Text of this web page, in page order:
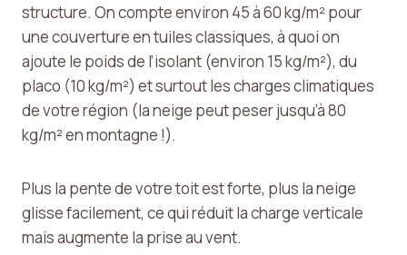
structure. On compte environ 45 à 60 kg/m² pour
une couverture en tuiles classiques, à quoi on
ajoute le poids de l’isolant (environ 15 kg/m²), du
placo (10 kg/m²) et surtout les charges climatiques
de votre région (la neige peut peser jusqu’à 80
kg/m² en montagne !).
Plus la pente de votre toit est forte, plus la neige
glisse facilement, ce qui réduit la charge verticale
mais augmente la prise au vent.